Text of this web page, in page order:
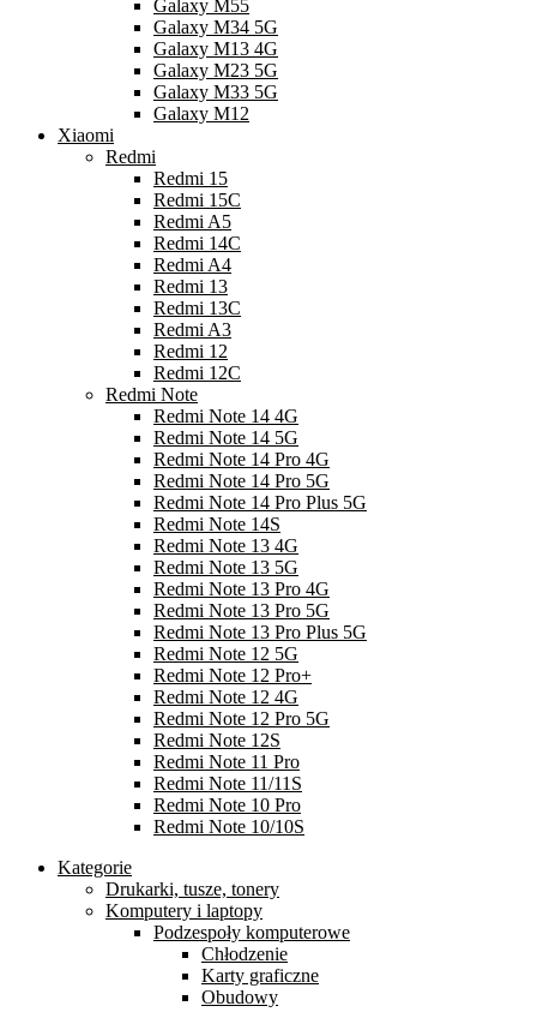
Galaxy M55
Galaxy M34 5G
Galaxy M13 4G
Galaxy M23 5G
Galaxy M33 5G
Galaxy M12
Xiaomi
Redmi
Redmi 15
Redmi 15C
Redmi A5
Redmi 14C
Redmi A4
Redmi 13
Redmi 13C
Redmi A3
Redmi 12
Redmi 12C
Redmi Note
Redmi Note 14 4G
Redmi Note 14 5G
Redmi Note 14 Pro 4G
Redmi Note 14 Pro 5G
Redmi Note 14 Pro Plus 5G
Redmi Note 14S
Redmi Note 13 4G
Redmi Note 13 5G
Redmi Note 13 Pro 4G
Redmi Note 13 Pro 5G
Redmi Note 13 Pro Plus 5G
Redmi Note 12 5G
Redmi Note 12 Pro+
Redmi Note 12 4G
Redmi Note 12 Pro 5G
Redmi Note 12S
Redmi Note 11 Pro
Redmi Note 11/11S
Redmi Note 10 Pro
Redmi Note 10/10S
Kategorie
Drukarki, tusze, tonery
Komputery i laptopy
Podzespoły komputerowe
Chłodzenie
Karty graficzne
Obudowy